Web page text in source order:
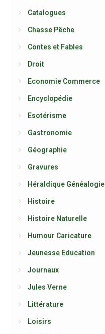
Catalogues
Chasse Pêche
Contes et Fables
Droit
Economie Commerce
Encyclopédie
Esotérisme
Gastronomie
Géographie
Gravures
Héraldique Généalogie
Histoire
Histoire Naturelle
Humour Caricature
Jeunesse Education
Journaux
Jules Verne
Littérature
Loisirs